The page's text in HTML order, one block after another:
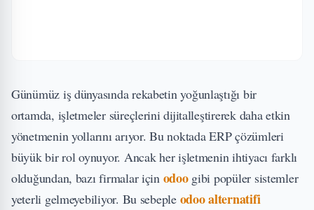
Günümüz iş dünyasında rekabetin yoğunlaştığı bir
ortamda, işletmeler süreçlerini dijitalleştirerek daha etkin
yönetmenin yollarını arıyor. Bu noktada ERP çözümleri
büyük bir rol oynuyor. Ancak her işletmenin ihtiyacı farklı
olduğundan, bazı firmalar için odoogibi popüler sistemler
yeterli gelmeyebiliyor. Bu sebeple odoo alternatifi